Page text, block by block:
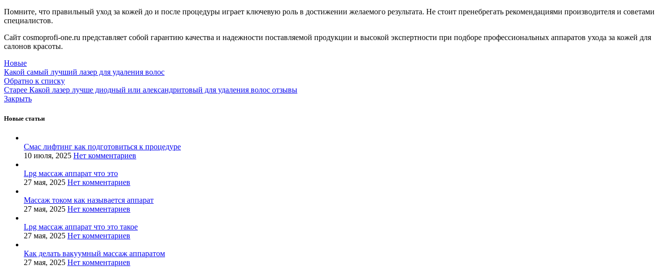
Помните, что правильный уход за кожей до и после процедуры играет ключевую роль в достижении желаемого результата. Не стоит пренебрегать рекомендациями производителя и советами
специалистов.
Сайт cosmoprofi-one.ru представляет собой гарантию качества и надежности поставляемой продукции и высокой экспертности при подборе профессиональных аппаратов ухода за кожей для
салонов красоты.
Новые
Какой самый лучший лазер для удаления волос
Обратно к списку
Старее Какой лазер лучше диодный или александритовый для удаления волос отзывы
Закрыть
Новые статьи
Смас лифтинг как подготовиться к процедуре
10 июля, 2025 Нет комментариев
Lpg массаж аппарат что это
27 мая, 2025 Нет комментариев
Массаж током как называется аппарат
27 мая, 2025 Нет комментариев
Lpg массаж аппарат что это такое
27 мая, 2025 Нет комментариев
Как делать вакуумный массаж аппаратом
27 мая, 2025 Нет комментариев